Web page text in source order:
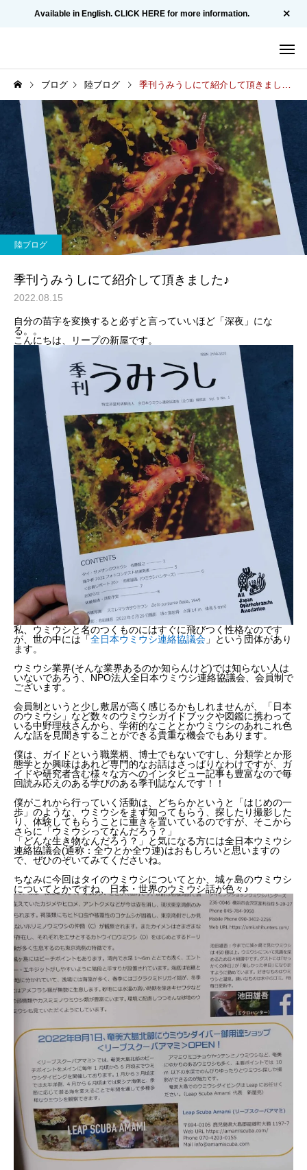
Available in English. CLICK HERE for more information.
ブログ 陸ブログ 季刊うみうしにて紹介して頂きました♪
陸ブログ
季刊うみうしにて紹介して頂きました♪
2022.08.15
自分の苗字を変換すると必ずと言っていいほど「深夜」にな
る。。
こんにちは、リープの新屋です。
私、ウミウシと名のつくものにはすぐに飛びつく性格なのです
が、世の中には「全日本ウミウシ連絡協議会 」という団体があり
ます。
ウミウシ業界(そんな業界あるのか知らんけど)では知らない人は
いないであろう、NPO法人全日本ウミウシ連絡協議会、会員制で
ございます。
会員制というと少し敷居が高く感じるかもしれませんが、「日本
のウミウシ」など数々のウミウシガイドブックや図鑑に携わって
いる中野理枝さんから、学術的なこととかウミウシのあれこれ色
んな話を見聞きすることができる貴重な機会でもあります。
僕は、ガイドという職業柄、博士でもないですし、分類学とか形
態学とか興味はあれど専門的なお話はさっぱりなわけですが、ガ
イドや研究者含む様々な方へのインタビュー記事も豊富なので毎
回読み応えのある学びのある季刊誌なんです！！
僕がこれから行っていく活動は、どちらかというと「はじめの一
歩」のような、ウミウシをまず知ってもらう、探したり撮影した
り、体験してもらうことに重きを置いているのですが、そこから
さらに「ウミウシってなんだろう？」
「どんな生き物なんだろう？」と気になる方には全日本ウミウシ
連絡協議会(通称：全ウとか全ウ連)はおもしろいと思いますの
で、ぜひのぞいてみてくださいね。
ちなみに今回はタイのウミウシについてとか、城ヶ島のウミウシ
についてとかですね、日本・世界のウミウシ話が色々♪